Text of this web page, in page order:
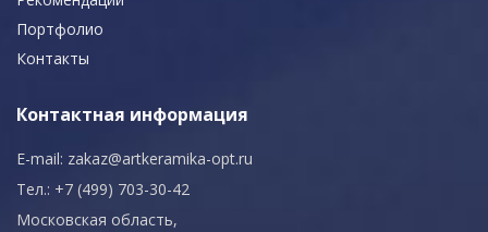
Портфолио
Контакты
Контактная информация
E-mail: zakaz@artkeramika-opt.ru
Тел.: +7 (499) 703-30-42
Московская область,